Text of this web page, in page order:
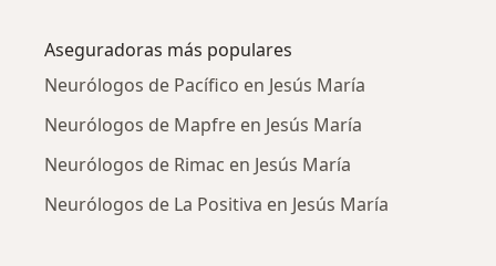
Aseguradoras más populares
Neurólogos de Pacífico en Jesús María
Neurólogos de Mapfre en Jesús María
Neurólogos de Rimac en Jesús María
Neurólogos de La Positiva en Jesús María